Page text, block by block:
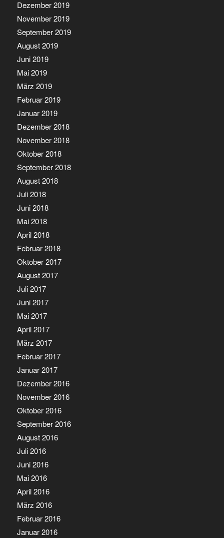
Dezember 2019
November 2019
September 2019
August 2019
Juni 2019
Mai 2019
März 2019
Februar 2019
Januar 2019
Dezember 2018
November 2018
Oktober 2018
September 2018
August 2018
Juli 2018
Juni 2018
Mai 2018
April 2018
Februar 2018
Oktober 2017
August 2017
Juli 2017
Juni 2017
Mai 2017
April 2017
März 2017
Februar 2017
Januar 2017
Dezember 2016
November 2016
Oktober 2016
September 2016
August 2016
Juli 2016
Juni 2016
Mai 2016
April 2016
März 2016
Februar 2016
Januar 2016